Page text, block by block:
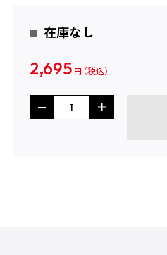
在庫なし
2,695 円